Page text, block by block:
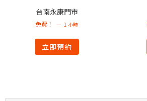
台南永康門市
免費！ 1 小時
立即預約